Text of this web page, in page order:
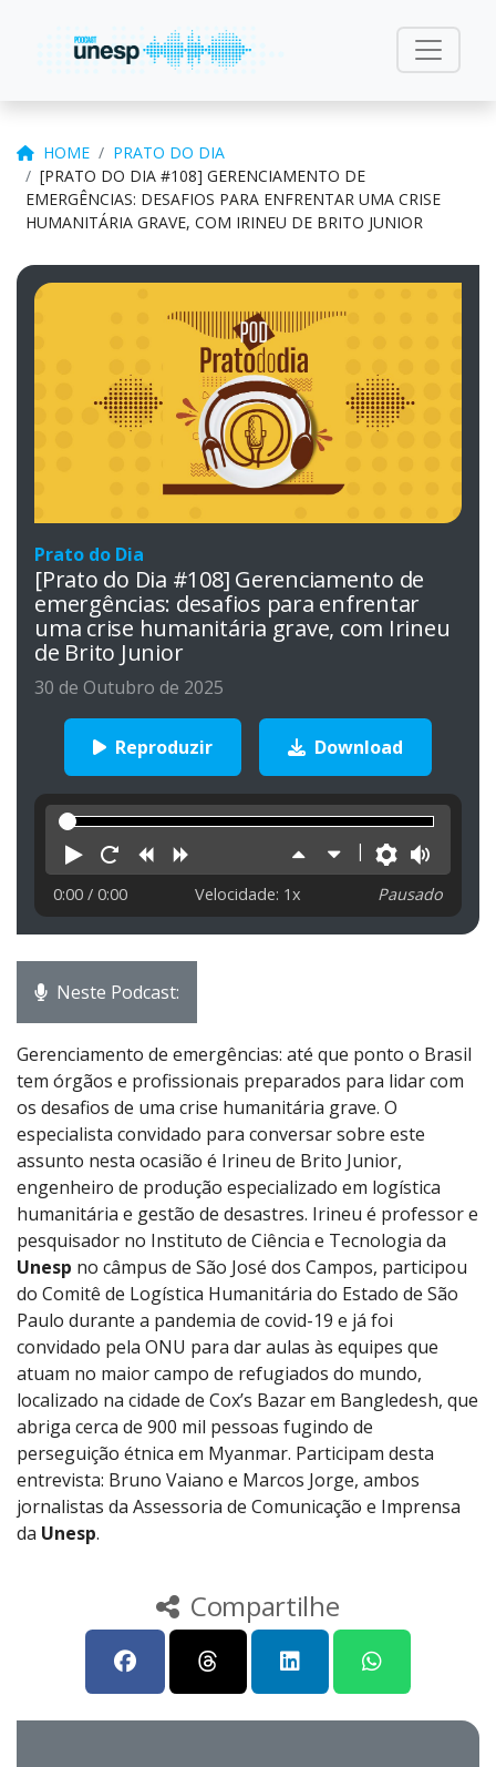
HOME
PRATO DO DIA
[PRATO DO DIA #108] GERENCIAMENTO DE
EMERGÊNCIAS: DESAFIOS PARA ENFRENTAR UMA CRISE
HUMANITÁRIA GRAVE, COM IRINEU DE BRITO JUNIOR
Prato do Dia
[Prato do Dia #108] Gerenciamento de
emergências: desafios para enfrentar
uma crise humanitária grave, com Irineu
de Brito Junior
30 de Outubro de 2025
Reproduzir Download
Reproduzir
ReiniciarRetroceder
Aumentar
velocidade
Diminuir
velocidade
0:00 / 0:00 Velocidade: 1x Pausado
Neste Podcast:
Gerenciamento de emergências: até que ponto o Brasil
tem órgãos e profissionais preparados para lidar com
os desafios de uma crise humanitária grave. O
especialista convidado para conversar sobre este
assunto nesta ocasião é Irineu de Brito Junior,
engenheiro de produção especializado em logística
humanitária e gestão de desastres. Irineu é professor e
pesquisador no Instituto de Ciência e Tecnologia da
Unesp no câmpus de São José dos Campos, participou
do Comitê de Logística Humanitária do Estado de São
Paulo durante a pandemia de covid-19 e já foi
convidado pela ONU para dar aulas às equipes que
atuam no maior campo de refugiados do mundo,
localizado na cidade de Cox’s Bazar em Bangledesh, que
abriga cerca de 900 mil pessoas fugindo de
perseguição étnica em Myanmar. Participam desta
entrevista: Bruno Vaiano e Marcos Jorge, ambos
jornalistas da Assessoria de Comunicação e Imprensa
da Unesp.
Compartilhe